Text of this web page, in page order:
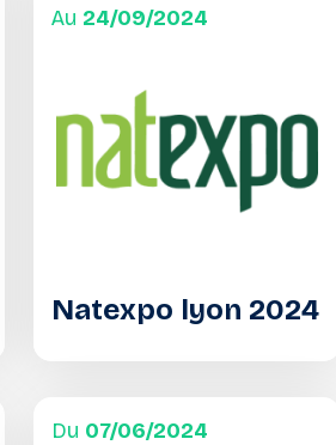
Au 24/09/2024
Natexpo lyon 2024
Du 07/06/2024